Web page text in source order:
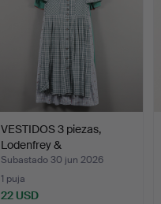
VESTIDOS 3 piezas,
Lodenfrey &
Hammerschmi…
Subastado 30 jun 2026
1 puja
22 USD